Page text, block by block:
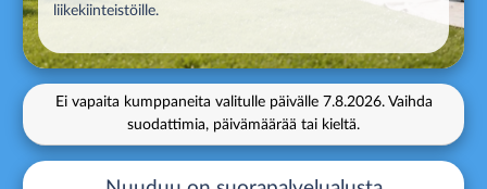
liikekiinteistöille.
Ei vapaita kumppaneita valitulle päivälle7.8.2026. Vaihda
suodattimia, päivämäärää tai kieltä.